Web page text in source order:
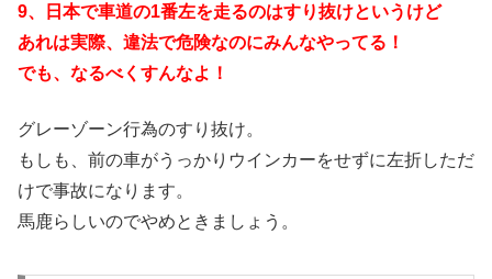
9、日本で車道の1番左を走るのはすり抜けというけど
あれは実際、違法で危険なのにみんなやってる！
でも、なるべくすんなよ！
グレーゾーン行為のすり抜け。
もしも、前の車がうっかりウインカーをせずに左折しただ
けで事故になります。
馬鹿らしいのでやめときましょう。